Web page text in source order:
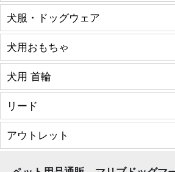
犬服・ドッグウェア
犬用おもちゃ
犬用 首輪
リード
アウトレット